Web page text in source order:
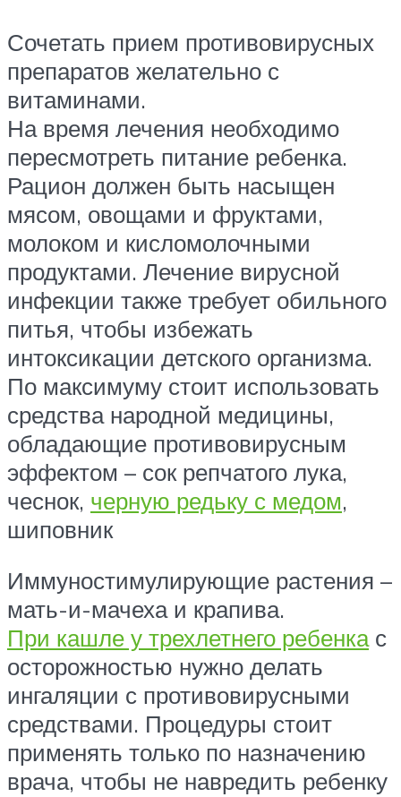
Сочетать прием противовирусных
препаратов желательно с
витаминами.
На время лечения необходимо
пересмотреть питание ребенка.
Рацион должен быть насыщен
мясом, овощами и фруктами,
молоком и кисломолочными
продуктами. Лечение вирусной
инфекции также требует обильного
питья, чтобы избежать
интоксикации детского организма.
По максимуму стоит использовать
средства народной медицины,
обладающие противовирусным
эффектом – сок репчатого лука,
чеснок, черную редьку с медом,
шиповник
Иммуностимулирующие растения –
мать-и-мачеха и крапива.
При кашле у трехлетнего ребенкас
осторожностью нужно делать
ингаляции с противовирусными
средствами. Процедуры стоит
применять только по назначению
врача, чтобы не навредить ребенку